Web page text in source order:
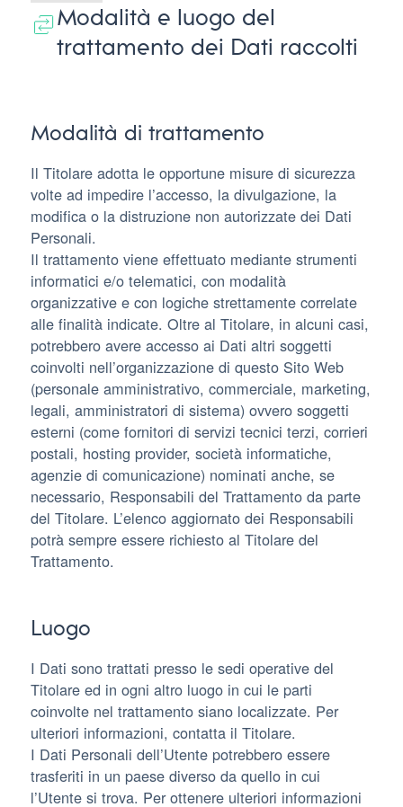
Modalità e luogo del
trattamento dei Dati raccolti
Modalità di trattamento
Il Titolare adotta le opportune misure di sicurezza
volte ad impedire l’accesso, la divulgazione, la
modifica o la distruzione non autorizzate dei Dati
Personali.
Il trattamento viene effettuato mediante strumenti
informatici e/o telematici, con modalità
organizzative e con logiche strettamente correlate
alle finalità indicate. Oltre al Titolare, in alcuni casi,
potrebbero avere accesso ai Dati altri soggetti
coinvolti nell’organizzazione di questo Sito Web
(personale amministrativo, commerciale, marketing,
legali, amministratori di sistema) ovvero soggetti
esterni (come fornitori di servizi tecnici terzi, corrieri
postali, hosting provider, società informatiche,
agenzie di comunicazione) nominati anche, se
necessario, Responsabili del Trattamento da parte
del Titolare. L’elenco aggiornato dei Responsabili
potrà sempre essere richiesto al Titolare del
Trattamento.
Luogo
I Dati sono trattati presso le sedi operative del
Titolare ed in ogni altro luogo in cui le parti
coinvolte nel trattamento siano localizzate. Per
ulteriori informazioni, contatta il Titolare.
I Dati Personali dell’Utente potrebbero essere
trasferiti in un paese diverso da quello in cui
l’Utente si trova. Per ottenere ulteriori informazioni